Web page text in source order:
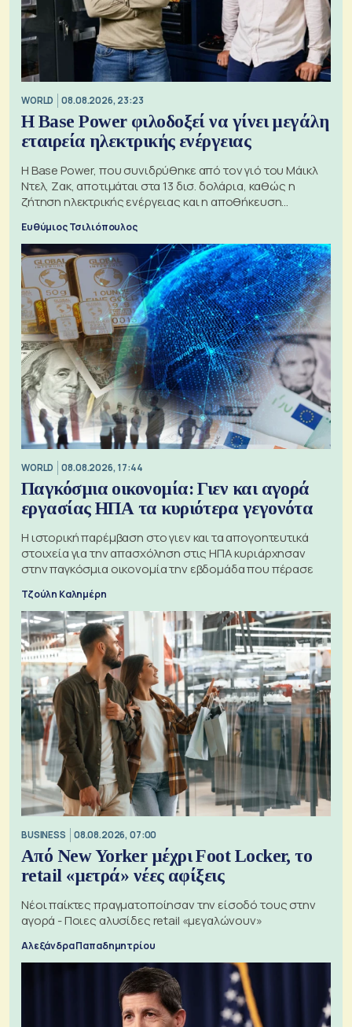
WORLD 08.08.2026, 23:23
Η Base Power φιλοδοξεί να γίνει μεγάλη
εταιρεία ηλεκτρικής ενέργειας
Η Base Power, που συνιδρύθηκε από τον γιό του Μάικλ
Ντελ, Ζακ, αποτιμάται στα 13 δισ. δολάρια, καθώς η
ζήτηση ηλεκτρικής ενέργειας και η αποθήκευση
Ευθύμιος Τσιλιόπουλος
WORLD 08.08.2026, 17:44
Παγκόσμια οικονομία: Γιεν και αγορά
εργασίας ΗΠΑ τα κυριότερα γεγονότα
Η ιστορική παρέμβαση στο γιεν και τα απογοητευτικά
στοιχεία για την απασχόληση στις ΗΠΑ κυριάρχησαν
στην παγκόσμια οικονομία την εβδομάδα που πέρασε
Τζούλη Καλημέρη
BUSINESS 08.08.2026, 07:00
Από New Yorker μέχρι Foot Locker, το
retail «μετρά» νέες αφίξεις
Νέοι παίκτες πραγματοποίησαν την είσοδό τους στην
αγορά - Ποιες αλυσίδες retail «μεγαλώνουν»
Αλεξάνδρα Παπαδημητρίου